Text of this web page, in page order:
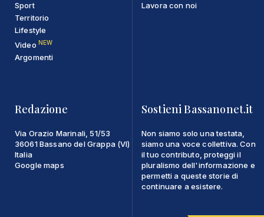
Sport
Territorio
Lifestyle
Video NEW
Argomenti
Lavora con noi
Redazione
Via Orazio Marinali, 51/53
36061 Bassano del Grappa (VI)
Italia
Google maps
Sostieni Bassanonet.it
Non siamo solo una testata,
siamo una voce collettiva. Con
il tuo contributo, proteggi il
pluralismo dell'informazione e
permetti a queste storie di
continuare a esistere.